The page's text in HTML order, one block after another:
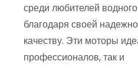
среди любителей
благодаря своей
качеству. Эти моторы
профессионалов, так и